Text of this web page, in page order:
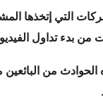
التي إتخذها
من بدء تداول الفيديو
من البائعين
.